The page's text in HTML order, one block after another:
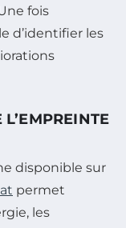
fois
d’identifier les
disponible sur
permet
les